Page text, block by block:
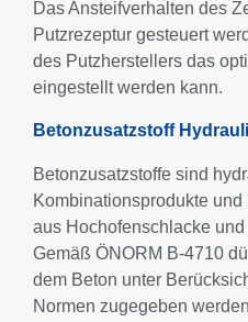
Das Ansteifverhalten des
Putzrezeptur gesteuert
des Putzherstellers das
eingestellt werden kann.
Betonzusatzstoff
Betonzusatzstoffe sind
Kombinationsprodukte
aus Hochofenschlacke
Gemäß ÖNORM B-4710
dem Beton unter
Normen zugegeben